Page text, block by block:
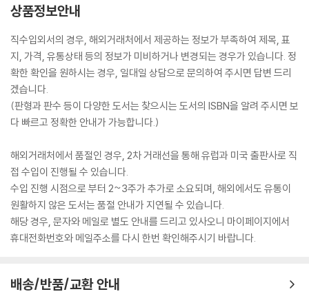
상품정보안내
직수입외서의 경우, 해외거래처에서 제공하는 정보가 부족하여 제목, 표
지, 가격, 유통상태 등의 정보가 미비하거나 변경되는 경우가 있습니다. 정
확한 확인을 원하시는 경우, 일대일 상담으로 문의하여 주시면 답변 드리
겠습니다.
(판형과 판수 등이 다양한 도서는 찾으시는 도서의 ISBN을 알려 주시면 보
다 빠르고 정확한 안내가 가능합니다.)
해외거래처에서 품절인 경우, 2차 거래선을 통해 유럽과 미국 출판사로 직
접 수입이 진행될 수 있습니다.
수입 진행 시점으로 부터 2~3주가 추가로 소요되며, 해외에서도 유통이
원활하지 않은 도서는 품절 안내가 지연될 수 있습니다.
해당 경우, 문자와 메일로 별도 안내를 드리고 있사오니 마이페이지에서
휴대전화번호와 메일주소를 다시 한번 확인해주시기 바랍니다.
배송/반품/교환 안내